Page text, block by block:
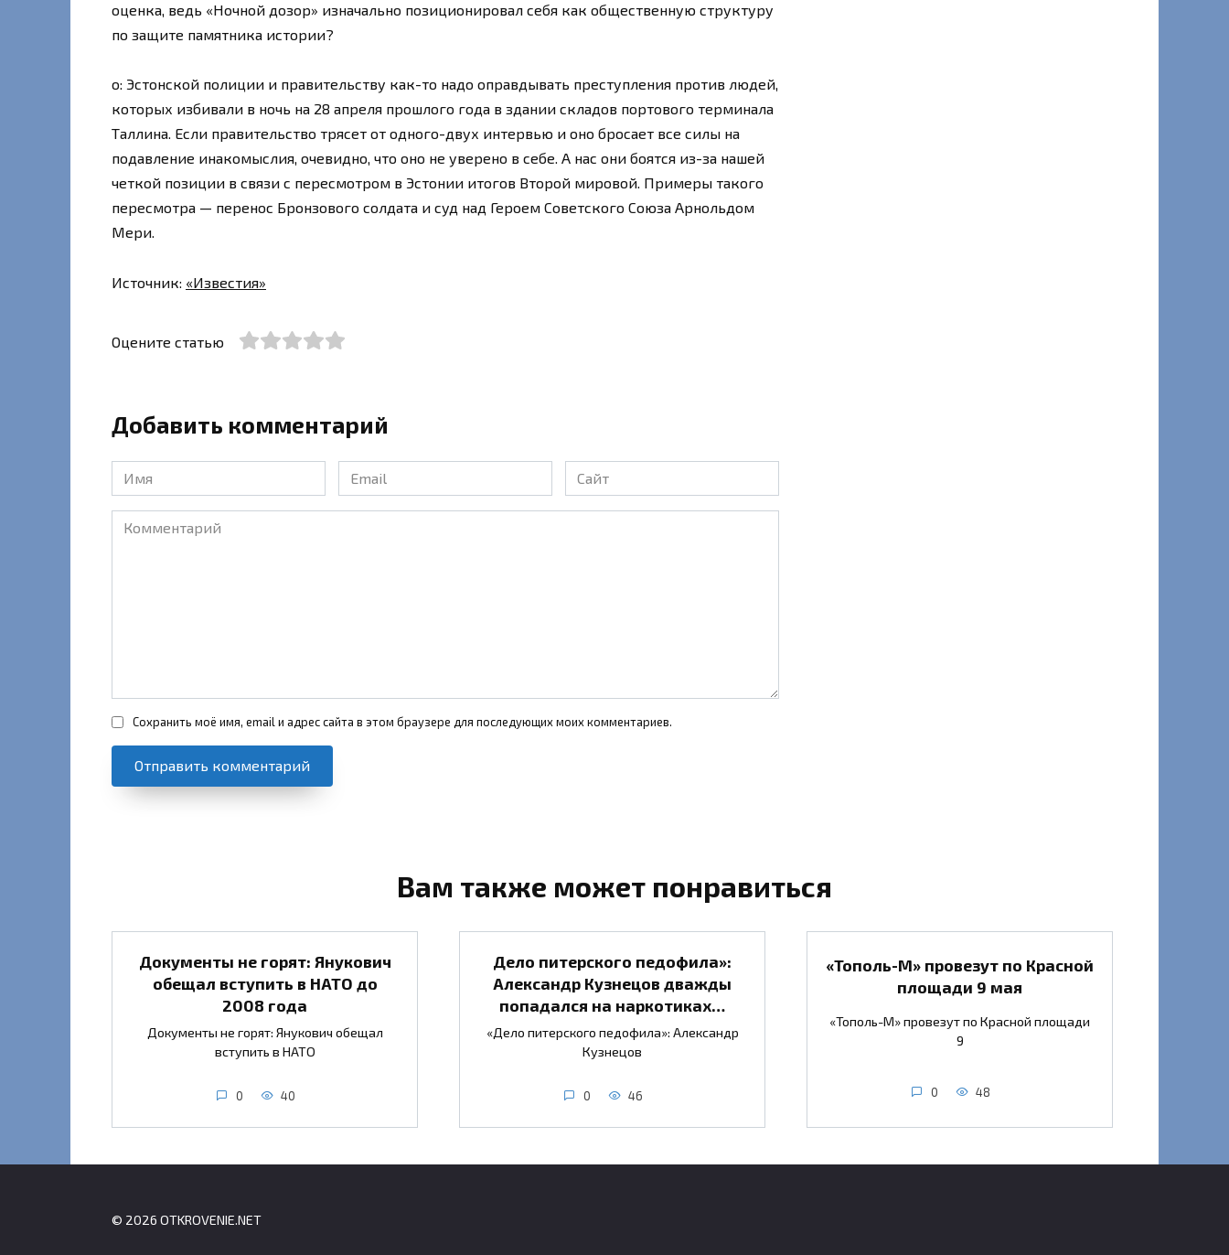
оценка, ведь «Ночной дозор» изначально позиционировал себя как общественную структуру
по защите памятника истории?
о: Эстонской полиции и правительству как-то надо оправдывать преступления против людей,
которых избивали в ночь на 28 апреля прошлого года в здании складов портового терминала
Таллина. Если правительство трясет от одного-двух интервью и оно бросает все силы на
подавление инакомыслия, очевидно, что оно не уверено в себе. А нас они боятся из-за нашей
четкой позиции в связи с пересмотром в Эстонии итогов Второй мировой. Примеры такого
пересмотра — перенос Бронзового солдата и суд над Героем Советского Союза Арнольдом
Мери.
Источник: «Известия»
Оцените статью
Добавить комментарий
Имя
*
Email
*
Сайт
Комментарий
Сохранить моё имя, email и адрес сайта в этом браузере для последующих моих комментариев.
Вам также может понравиться
Документы не горят: Янукович
обещал вступить в НАТО до
2008 года
Документы не горят: Янукович обещал
вступить в НАТО
0 40
Дело питерского педофила»:
Александр Кузнецов дважды
попадался на наркотиках…
«Дело питерского педофила»: Александр
Кузнецов
0 46
«Тополь-М» провезут по Красной
площади 9 мая
«Тополь-М» провезут по Красной площади
9
0 48
© 2026 OTKROVENIE.NET